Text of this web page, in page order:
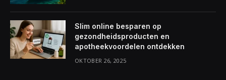
Slim online besparen op
gezondheidsproducten en
apotheekvoordelen ontdekken
OKTOBER 26, 2025